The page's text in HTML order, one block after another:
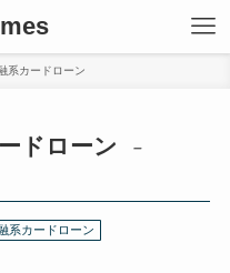
系カードローン
ドローン
–
系カードローン